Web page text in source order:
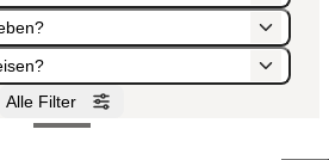
Alle Filter